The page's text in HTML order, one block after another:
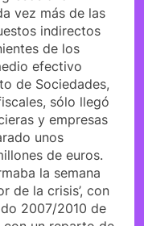
vez más de las
indirectos
de los
efectivo
de Sociedades,
sólo llegó
y empresas
unos
de euros.
la semana
de la crisis’, con
2007/2010 de